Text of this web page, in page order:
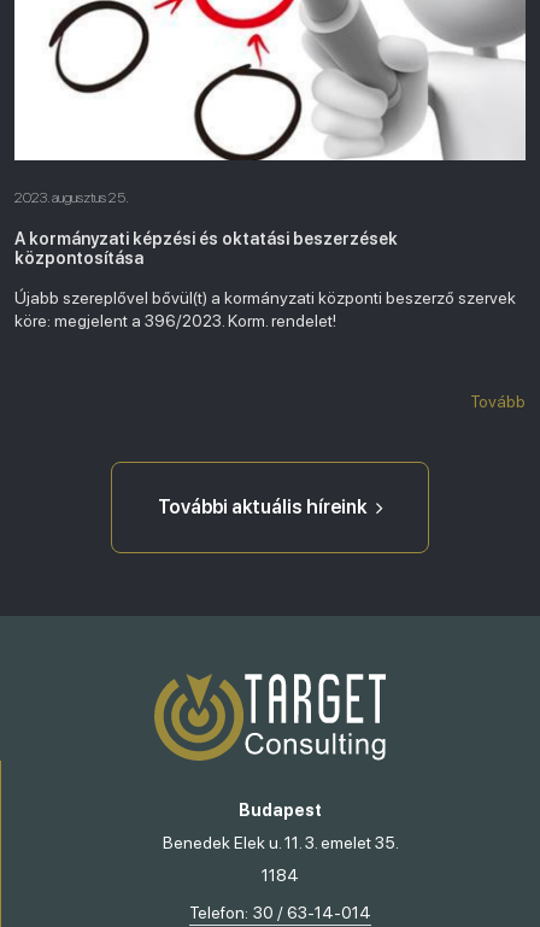
2023. augusztus 25.
A kormányzati képzési és oktatási beszerzések
központosítása
Újabb szereplővel bővül(t) a kormányzati központi beszerző szervek
köre: megjelent a 396/2023. Korm. rendelet!
Tovább
További aktuális híreink
Budapest
Benedek Elek u. 11. 3. emelet 35.
1184
Telefon: 30 / 63-14-014